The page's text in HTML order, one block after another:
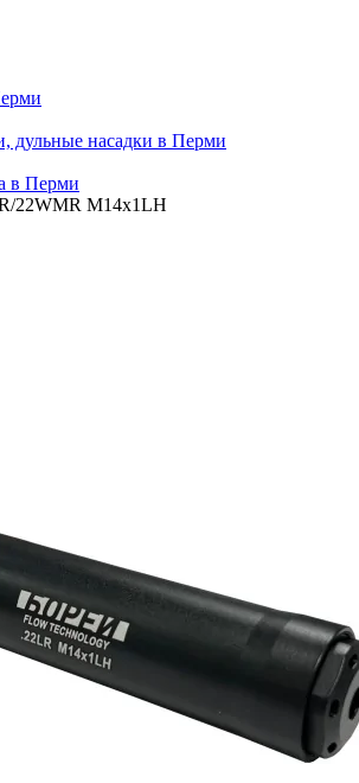
дульные насадки в Перми
в Перми
22WMR M14x1LH